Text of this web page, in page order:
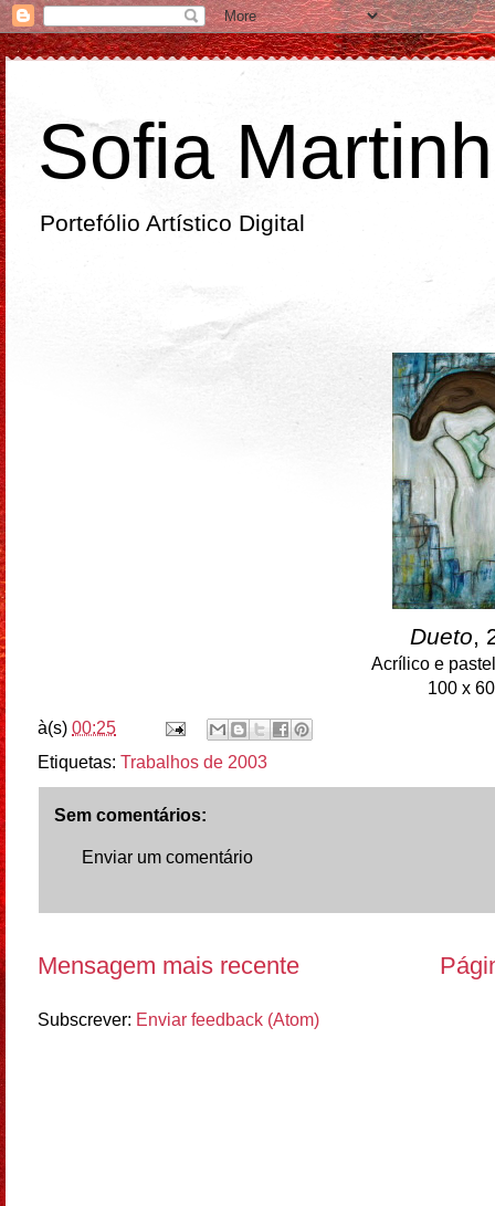
Sofia
Portefólio Artístico Digital
Dueto,
Acrílico e
100 x
à(s)00:25
Etiquetas:Trabalhos de 2003
Sem comentários:
Enviar um comentário
Mensagem mais recente
Subscrever: Enviar feedback (Atom)